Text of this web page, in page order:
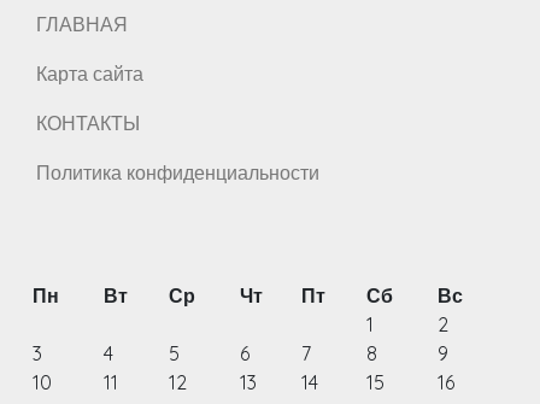
ГЛАВНАЯ
Карта сайта
КОНТАКТЫ
Политика конфиденциальности
Пн Вт Ср Чт Пт Сб
Вс
1
2
3
4 5 6 7 8
9
10
11 12 13 14 15
16